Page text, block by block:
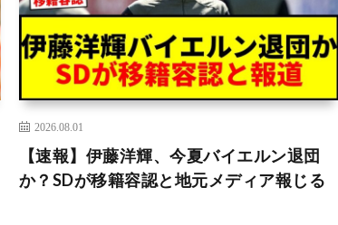
2026.08.01
【速報】伊藤洋輝、今夏バイエルン退団
か？SDが移籍容認と地元メディア報じる